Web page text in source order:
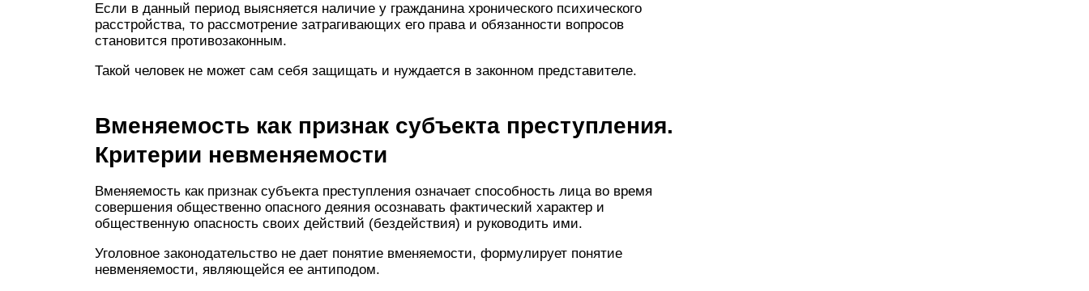
Если в данный период выясняется наличие у гражданина хронического психического
расстройства, то рассмотрение затрагивающих его права и обязанности вопросов
становится противозаконным.
Такой человек не может сам себя защищать и нуждается в законном представителе.
Вменяемость как признак субъекта преступления.
Критерии невменяемости
Вменяемость как признак субъекта преступления означает способность лица во время
совершения общественно опасного деяния осознавать фактический характер и
общественную опасность своих действий (бездействия) и руководить ими.
Уголовное законодательство не дает понятие вменяемости, формулирует понятие
невменяемости, являющейся ее антиподом.